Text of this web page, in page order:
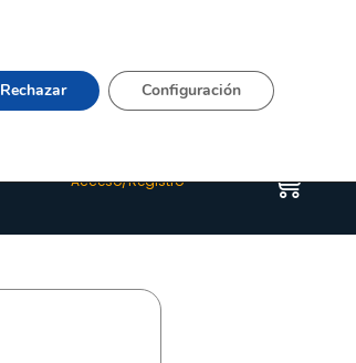
Quienes somos Happyblog Contacto
Acceso/Registro
Rechazar Configuración